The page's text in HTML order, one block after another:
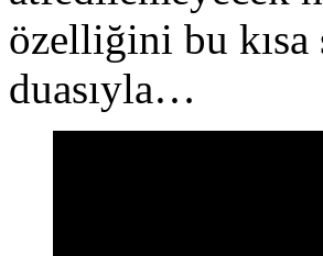
özelliğini bu kısa
duasıyla…